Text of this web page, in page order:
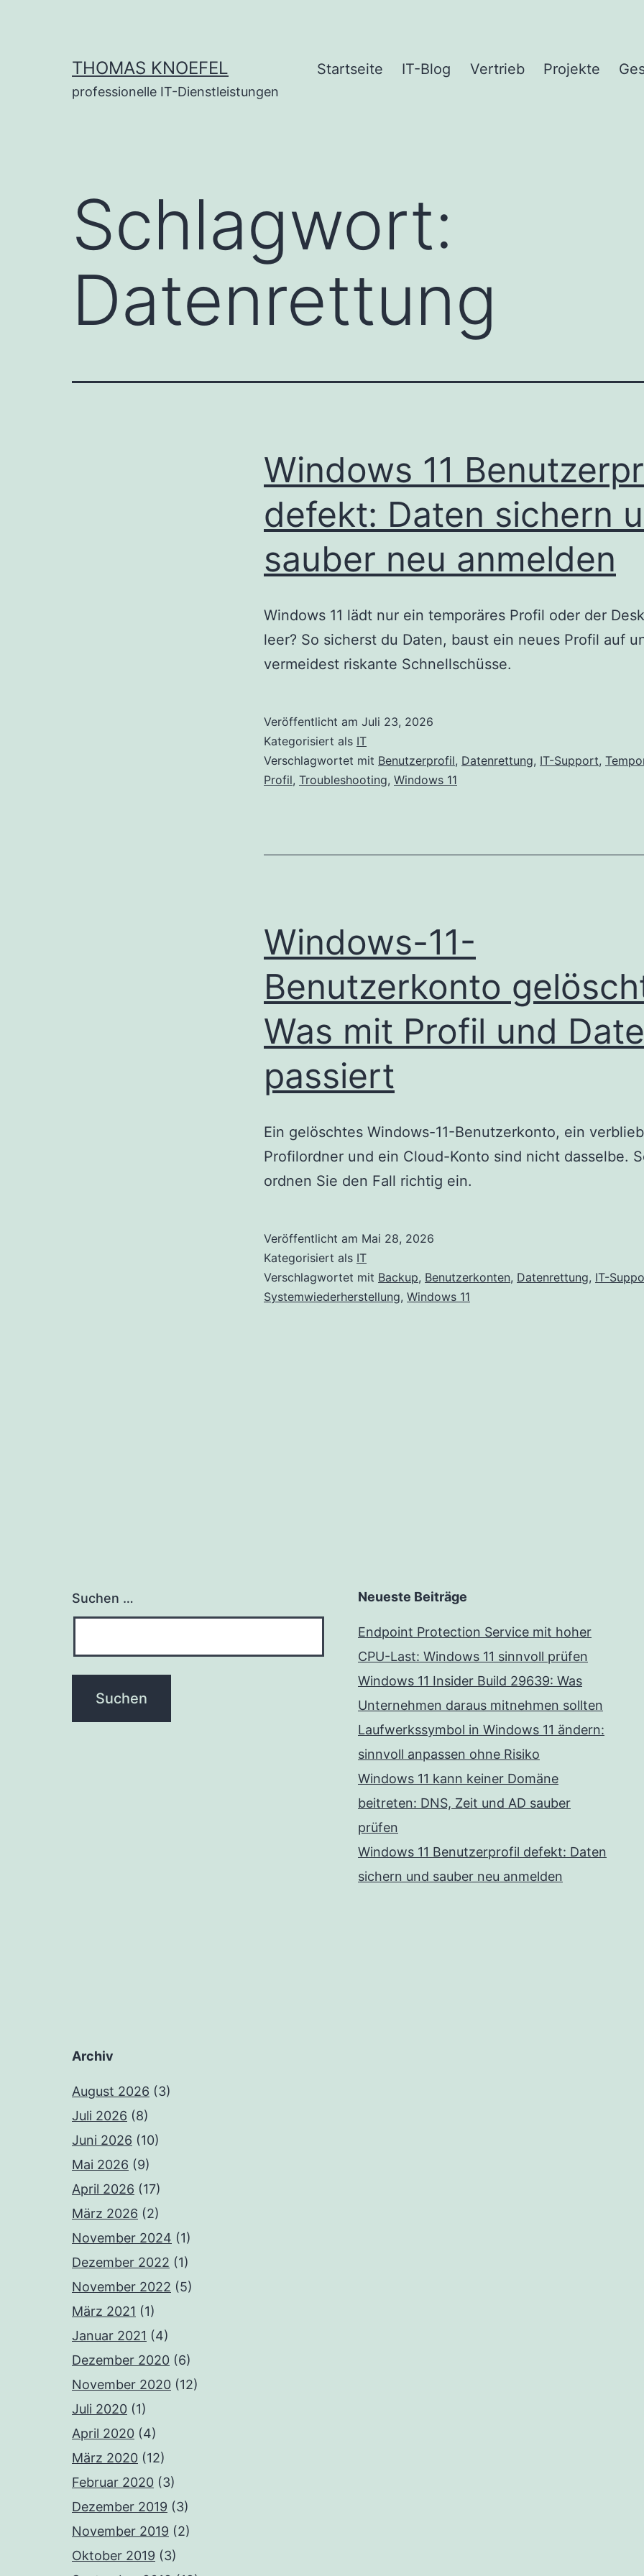
THOMAS KNOEFEL
professionelle IT-Dienstleistungen
Startseite IT-Blog Vertrieb Projekte
Schlagwort:
Datenrettung
Windows 11
defekt: Daten sichern
sauber neu anmelden
Windows 11 lädt nur ein temporäres Profil oder der
leer? So sicherst du Daten, baust ein neues Profil auf
vermeidest riskante Schnellschüsse.
Veröffentlicht am Juli 23, 2026
Kategorisiert als IT
Verschlagwortet mit Benutzerprofil, Datenrettung, IT-Support,
Profil, Troubleshooting, Windows 11
Windows-11-
Benutzerkonto
Was mit Profil und
passiert
Ein gelöschtes Windows-11-Benutzerkonto, ein
Profilordner und ein Cloud-Konto sind nicht dasselbe.
ordnen Sie den Fall richtig ein.
Veröffentlicht am Mai 28, 2026
Kategorisiert als IT
Verschlagwortet mit Backup, Benutzerkonten, Datenrettung, IT-
Systemwiederherstellung, Windows 11
Suchen … Neueste Beiträge
Endpoint Protection Service mit hoher
CPU-Last: Windows 11 sinnvoll prüfen
Windows 11 Insider Build 29639: Was
Unternehmen daraus mitnehmen sollten
Laufwerkssymbol in Windows 11 ändern:
sinnvoll anpassen ohne Risiko
Windows 11 kann keiner Domäne
beitreten: DNS, Zeit und AD sauber
prüfen
Windows 11 Benutzerprofil defekt: Daten
sichern und sauber neu anmelden
Archiv
August 2026 (3)
Juli 2026 (8)
Juni 2026 (10)
Mai 2026 (9)
April 2026 (17)
März 2026 (2)
November 2024 (1)
Dezember 2022 (1)
November 2022 (5)
März 2021 (1)
Januar 2021 (4)
Dezember 2020 (6)
November 2020 (12)
Juli 2020 (1)
April 2020 (4)
März 2020 (12)
Februar 2020 (3)
Dezember 2019 (3)
November 2019 (2)
Oktober 2019 (3)